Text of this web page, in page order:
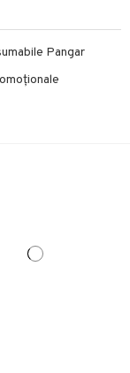
Pangar